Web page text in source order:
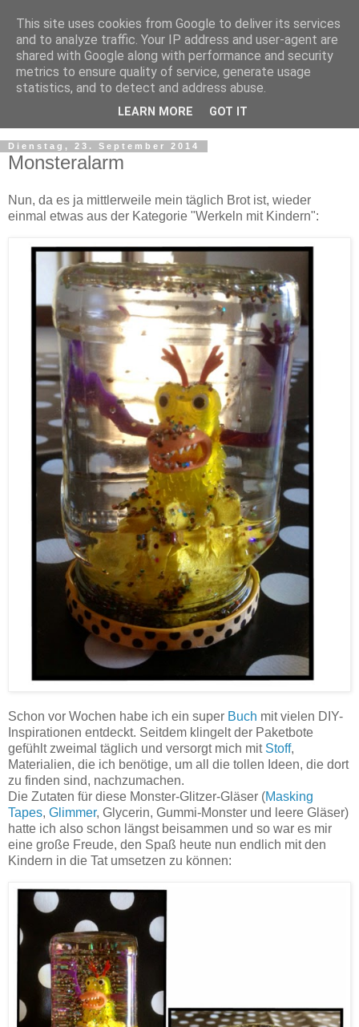
Dienstag, 23. September 2014
Monsteralarm
Nun, da es ja mittlerweile mein täglich Brot ist, wieder
einmal etwas aus der Kategorie "Werkeln mit Kindern":
Schon vor Wochen habe ich ein super Buch mit vielen DIY-
Inspirationen entdeckt. Seitdem klingelt der Paketbote
gefühlt zweimal täglich und versorgt mich mit Stoff,
Materialien, die ich benötige, um all die tollen Ideen, die dort
zu finden sind, nachzumachen.
Die Zutaten für diese Monster-Glitzer-Gläser (Masking
Tapes, Glimmer, Glycerin, Gummi-Monster und leere Gläser)
hatte ich also schon längst beisammen und so war es mir
eine große Freude, den Spaß heute nun endlich mit den
Kindern in die Tat umsetzen zu können:
This site uses cookies from Google to deliver its services
and to analyze traffic. Your IP address and user-agent are
shared with Google along with performance and security
metrics to ensure quality of service, generate usage
statistics, and to detect and address abuse.
LEARN MORE GOT IT